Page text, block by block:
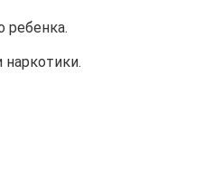
ребенка.